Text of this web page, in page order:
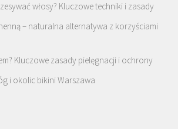
włosy? Kluczowe techniki i zasady
– naturalna alternatywa z korzyściami
Kluczowe zasady pielęgnacji i ochrony
i okolic bikini Warszawa